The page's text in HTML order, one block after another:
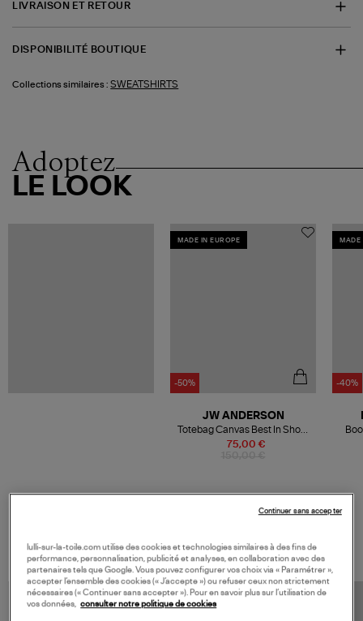
LIVRAISON ET RETOUR
DISPONIBILITÉ BOUTIQUE
Collections similaires : SWEATSHIRTS
Adoptez
LE LOOK
MADE IN EUROPE
-50%
75,00 €
JW ANDERSON
Totebag Canvas Best In Show
Natural
MADE
-40%
lulli-sur-la-toile.com utilise des cookies et technologies similaires à des fins de
performance, personnalisation, publicité et analyses, en collaboration avec des
partenaires tels que Google. Vous pouvez configurer vos choix via « Paramétrer »,
accepter l’ensemble des cookies (« J’accepte ») ou refuser ceux non strictement
nécessaires (« Continuer sans accepter »). Pour en savoir plus sur l’utilisation de
vos données, consulter notre politique de cookies
Continuer sans accepter